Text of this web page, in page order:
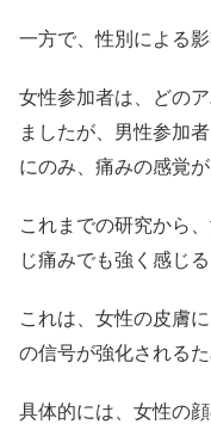
一方で、性別による
女性参加者は、どの
ましたが、男性参加
にのみ、痛みの感覚
これまでの研究から
じ痛みでも強く感じ
これは、女性の皮膚
の信号が強化されるた
具体的には、女性の